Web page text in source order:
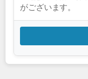
がございます。